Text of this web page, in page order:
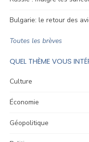
Bulgarie: le retour des
Toutes les brèves
QUEL THÈME VOUS
Culture
Économie
Géopolitique